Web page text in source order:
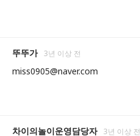
뚜뚜가 3년 이상 전
miss0905@naver.com
차이의놀이운영담당자 3년 이상 전